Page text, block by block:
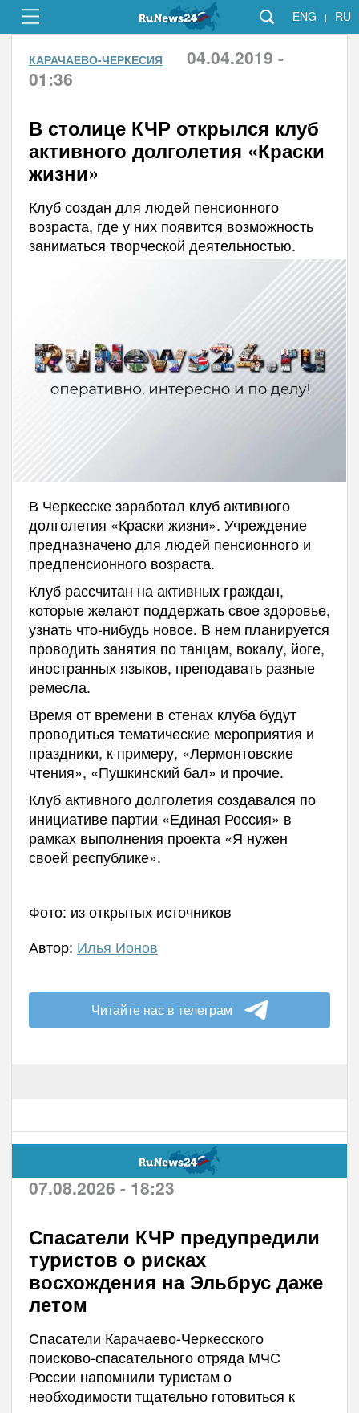
ENG | RU
КАРАЧАЕВО-ЧЕРКЕСИЯ
04.04.2019 -
01:36
В столице КЧР открылся клуб
активного долголетия «Краски
жизни»
Клуб создан для людей пенсионного
возраста, где у них появится возможность
заниматься творческой деятельностью.
В Черкесске заработал клуб активного
долголетия «Краски жизни». Учреждение
предназначено для людей пенсионного и
предпенсионного возраста.
Клуб рассчитан на активных граждан,
которые желают поддержать свое здоровье,
узнать что-нибудь новое. В нем планируется
проводить занятия по танцам, вокалу, йоге,
иностранных языков, преподавать разные
ремесла.
Время от времени в стенах клуба будут
проводиться тематические мероприятия и
праздники, к примеру, «Лермонтовские
чтения», «Пушкинский бал» и прочие.
Клуб активного долголетия создавался по
инициативе партии «Единая Россия» в
рамках выполнения проекта «Я нужен
своей республике».
Фото: из открытых источников
Автор: Илья Ионов
Читайте нас в телеграм
07.08.2026 - 18:23
Спасатели КЧР предупредили
туристов о рисках
восхождения на Эльбрус даже
летом
Спасатели Карачаево-Черкесского
поисково-спасательного отряда МЧС
России напомнили туристам о
необходимости тщательно готовиться к